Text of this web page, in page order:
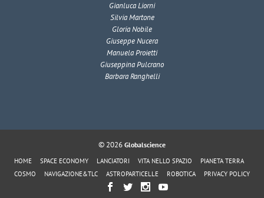
Gianluca Liorni
Silvia Martone
Gloria Nobile
Giuseppe Nucera
Manuela Proietti
Giuseppina Pulcrano
Barbara Ranghelli
© 2026 Globalscience
HOME SPACE ECONOMY LANCIATORI VITA NELLO SPAZIO
PIANETA TERRA
COSMO
NAVIGAZIONE&TLC ASTROPARTICELLE ROBOTICA PRIVACY POLICY